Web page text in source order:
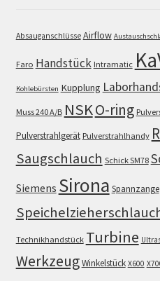
Absauganschlüsse Airflow
Faro Handstück Intramatic
Kohlebürsten Kupplung
Muss 240 A/B NSKO-ring
Pulverstrahlgerät Pulverstrahlhandy
Saugschlauch Schick SM78
Siemens Sirona Spannzange
Technikhandstück Turbine
WerkzeugWinkelstück X600